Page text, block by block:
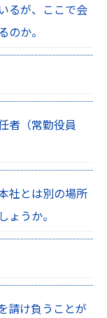
るが、ここで会
か。
者（常勤役員
社とは別の場所
うか。
請け負うことが